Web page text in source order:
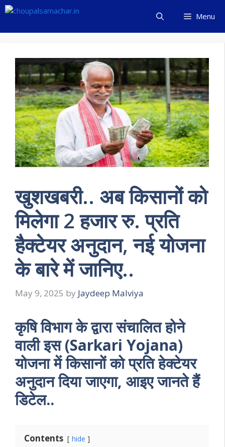
Skip
content
Menu
खुशखबरी.. अब किसानों को
मिलेगा 2 हजार रु. प्रति
हैक्टेयर अनुदान, नई योजना
के बारे में जानिए..
May 9, 2025 by Jaydeep Malviya
कृषि विभाग के द्वारा संचालित होने
वाली इस (Sarkari Yojana)
योजना में किसानों को प्रति हेक्टेयर
अनुदान दिया जाएगा, आइए जानते हैं
डिटेल..
Contents hide